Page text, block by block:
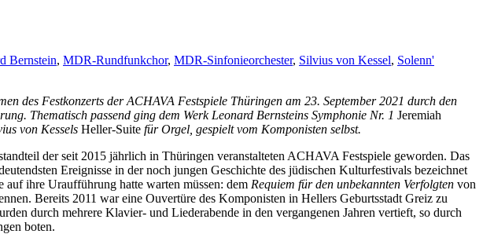
Bernstein, MDR-Rundfunkchor, MDR-Sinfonieorchester, Silvius von Kessel, Solenn'
des Festkonzerts der ACHAVA Festspiele Thüringen am 23. September 2021 durch den
Thematisch passend ging dem Werk Leonard Bernsteins Symphonie Nr. 1 Jeremiah
von Kessels Heller-Suite für Orgel, gespielt vom Komponisten selbst.
der seit 2015 jährlich in Thüringen veranstalteten ACHAVA Festspiele geworden. Das
Ereignisse in der noch jungen Geschichte des jüdischen Kulturfestivals bezeichnet
ihre Uraufführung hatte warten müssen: dem Requiem für den unbekannten Verfolgten von
Bereits 2011 war eine Ouvertüre des Komponisten in Hellers Geburtsstadt Greiz zu
durch mehrere Klavier- und Liederabende in den vergangenen Jahren vertieft, so durch
boten.